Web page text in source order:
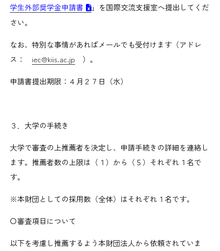
学生外部奨学金申請書
」を国際交流支援室へ提出してくだ
さい。
なお、特別な事情があればメールでも受付けます（アドレ
ス： iec@kiis.ac.jp ）。
申請書提出期限：４月２７日（水）
３．大学の手続き
大学で審査の上推薦者を決定し、申請手続きの詳細を連絡し
ます。推薦者数の上限は（１）から（５）それぞれ１名で
す。
※本財団としての採用数（全体）はそれぞれ１名です。
〇審査項目について
以下を考慮し推薦するよう本財団法人から依頼されていま